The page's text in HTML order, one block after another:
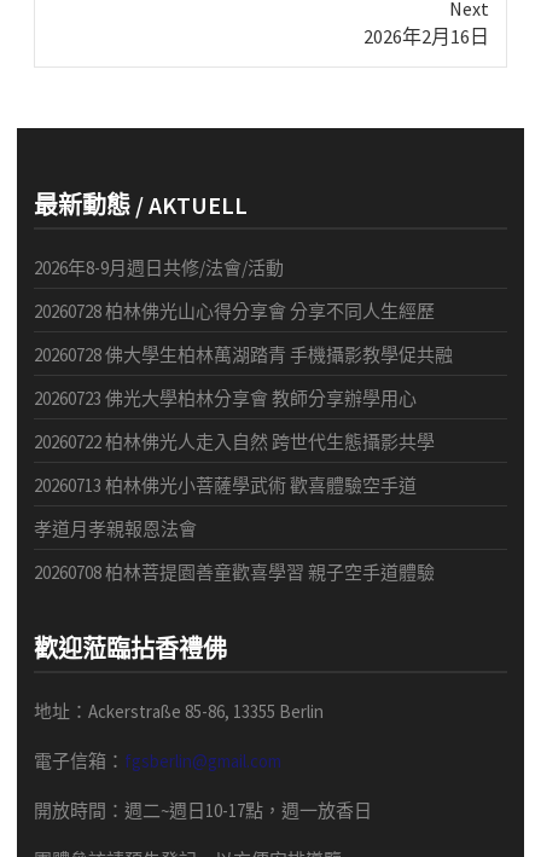
Next
2026年2月16日
最新動態 / AKTUELL
2026年8-9月週日共修/法會/活動
20260728 柏林佛光山心得分享會 分享不同人生經歷
20260728 佛大學生柏林萬湖踏青 手機攝影教學促共融
20260723 佛光大學柏林分享會 教師分享辦學用心
20260722 柏林佛光人走入自然 跨世代生態攝影共學
20260713 柏林佛光小菩薩學武術 歡喜體驗空手道
孝道月孝親報恩法會
20260708 柏林菩提園善童歡喜學習 親子空手道體驗
歡迎蒞臨拈香禮佛
地址：Ackerstraße 85-86, 13355 Berlin
電子信箱： fgsberlin@gmail.com
開放時間 ： 週二~週日 10-17點， 週一放香日